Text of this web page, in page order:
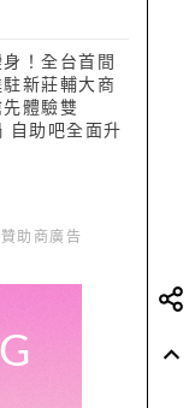
！全台首間
新莊輔大商
先體驗雙
自助吧全面升
贊助商廣告